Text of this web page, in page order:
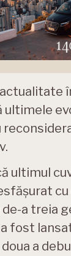
ultimul
a treia
fost
a